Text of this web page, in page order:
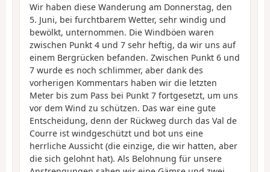
Wir haben diese Wanderung am Donnerstag, den
5. Juni, bei furchtbarem Wetter, sehr windig und
bewölkt, unternommen. Die Windböen waren
zwischen Punkt 4 und 7 sehr heftig, da wir uns auf
einem Bergrücken befanden. Zwischen Punkt 6 und
7 wurde es noch schlimmer, aber dank des
vorherigen Kommentars haben wir die letzten
Meter bis zum Pass bei Punkt 7 fortgesetzt, um uns
vor dem Wind zu schützen. Das war eine gute
Entscheidung, denn der Rückweg durch das Val de
Courre ist windgeschützt und bot uns eine
herrliche Aussicht (die einzige, die wir hatten, aber
die sich gelohnt hat). Als Belohnung für unsere